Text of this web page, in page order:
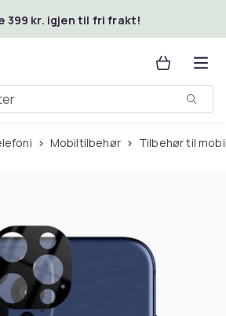
399 kr. igjen til fri frakt!
Mobiltilbehør Tilbehør til